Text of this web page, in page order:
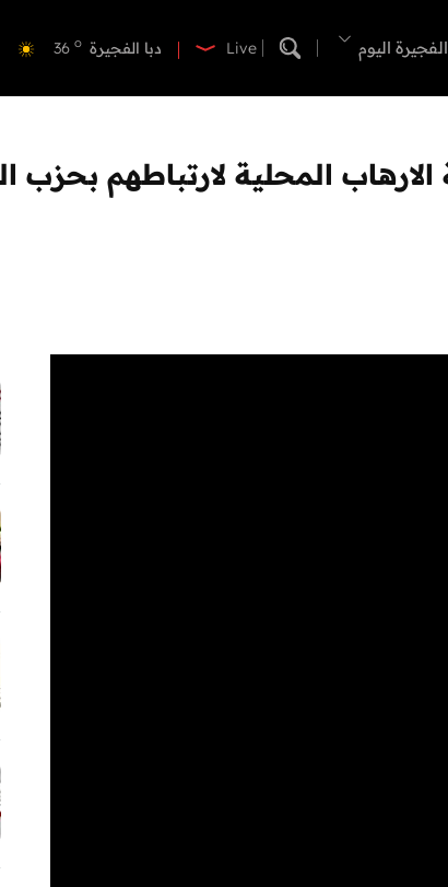
الفجيرة اليوم Live دبا الفجيرة 36 o
أم القيوين 39 o